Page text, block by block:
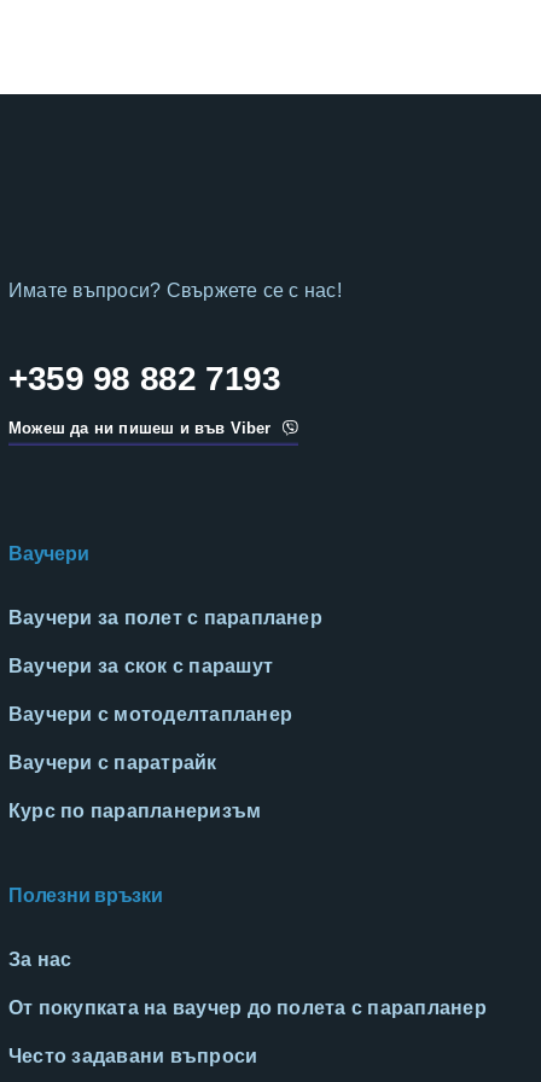
Имате въпроси? Свържете се с нас!
+359 98 882 7193
Можеш да ни пишеш и във Viber
Ваучери
Ваучери за полет с парапланер
Ваучери за скок с парашут
Ваучери с мотоделтапланер
Ваучери с паратрайк
Курс по парапланеризъм
Полезни връзки
За нас
От покупката на ваучер до полета с парапланер
Често задавани въпроси